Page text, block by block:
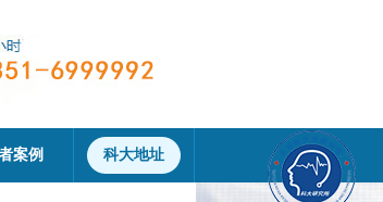
案例 科大地址